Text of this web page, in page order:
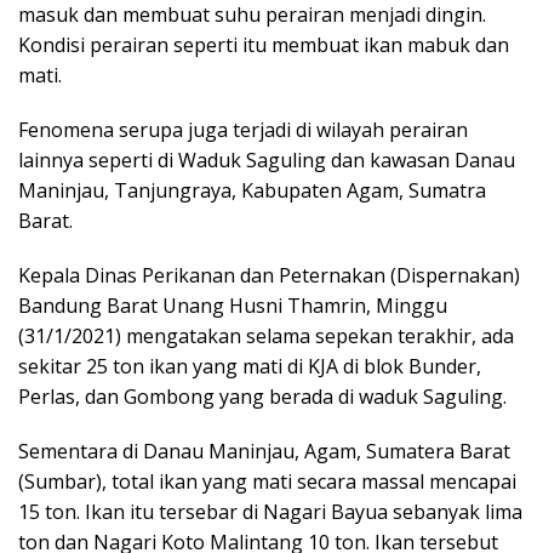
masuk dan membuat suhu perairan menjadi dingin.
Kondisi perairan seperti itu membuat ikan mabuk dan
mati.
Fenomena serupa juga terjadi di wilayah perairan
lainnya seperti di Waduk Saguling dan kawasan Danau
Maninjau, Tanjungraya, Kabupaten Agam, Sumatra
Barat.
Kepala Dinas Perikanan dan Peternakan (Dispernakan)
Bandung Barat Unang Husni Thamrin, Minggu
(31/1/2021) mengatakan selama sepekan terakhir, ada
sekitar 25 ton ikan yang mati di KJA di blok Bunder,
Perlas, dan Gombong yang berada di waduk Saguling.
Sementara di Danau Maninjau, Agam, Sumatera Barat
(Sumbar), total ikan yang mati secara massal mencapai
15 ton. Ikan itu tersebar di Nagari Bayua sebanyak lima
ton dan Nagari Koto Malintang 10 ton. Ikan tersebut